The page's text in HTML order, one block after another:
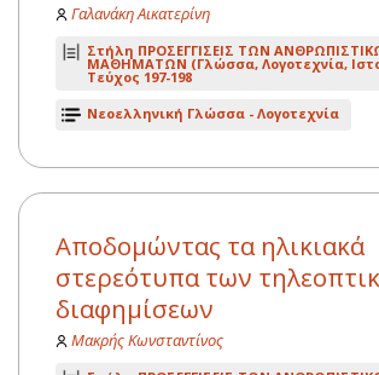
Γαλανάκη Αικατερίνη
Στήλη ΠΡΟΣΕΓΓΙΣΕΙΣ ΤΩΝ
ΜΑΘΗΜΑΤΩΝ (Γλώσσα, Λογοτεχνία,
Τεύχος 197-198
Νεοελληνική Γλώσσα - Λογοτεχνία
Αποδομώντας τα ηλικιακά
στερεότυπα των
διαφημίσεων
Μακρής Κωνσταντίνος